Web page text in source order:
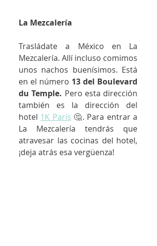
La Mezcalería
Trasládate a México en La
Mezcalería. Allí incluso comimos
unos nachos buenísimos. Está
en el número 13 del Boulevard
du Temple. Pero esta dirección
también es la dirección del
hotel 1K París 🤔. Para entrar a
La Mezcalería tendrás que
atravesar las cocinas del hotel,
¡deja atrás esa vergüenza!